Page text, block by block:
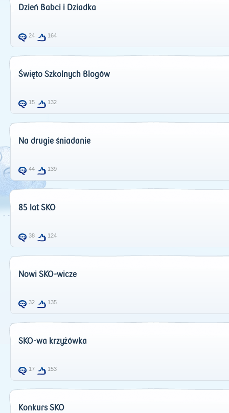
Dzień Babci i Dziadka
24 164
Święto Szkolnych Blogów
15 132
Na drugie śniadanie
44 139
85 lat SKO
38 124
Nowi SKO-wicze
32 135
SKO-wa krzyżówka
17 153
Konkurs SKO